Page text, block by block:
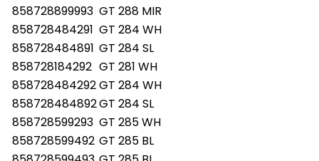
858728899993 GT 288 MIR
858728484291 GT 284 WH
858728484891 GT 284 SL
858728184292 GT 281 WH
858728484292GT 284 WH
858728484892GT 284 SL
858728599293 GT 285 WH
858728599492 GT 285 BL